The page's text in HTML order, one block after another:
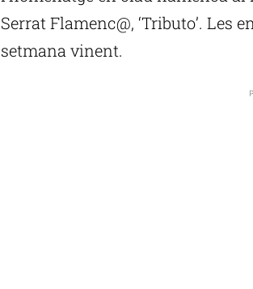
Serrat Flamenc@, ‘Tributo’. Les
setmana vinent.